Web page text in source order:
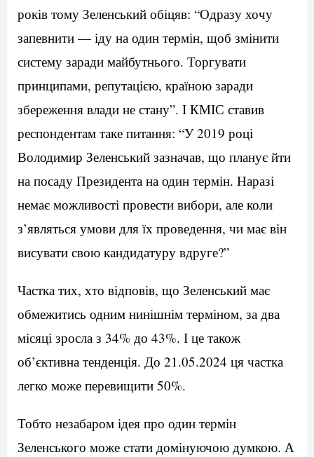
років тому Зеленський обіцяв: “Одразу хочу
запевнити — іду на один термін, щоб змінити
систему заради майбутнього. Торгувати
принципами, репутацією, країною заради
збереження влади не стану”. І КМІС ставив
респондентам таке питання: “У 2019 році
Володимир Зеленський зазначав, що планує йти
на посаду Президента на один термін. Наразі
немає можливості провести вибори, але коли
з’являться умови для їх проведення, чи має він
висувати свою кандидатуру вдруге?”
Частка тих, хто відповів, що Зеленський має
обмежитись одним нинішнім терміном, за два
місяці зросла з 34% до 43%. І це також
об’єктивна тенденція. До 21.05.2024 ця частка
легко може перевищити 50%.
Тобто незабаром ідея про один термін
Зеленського може стати домінуючою думкою. А